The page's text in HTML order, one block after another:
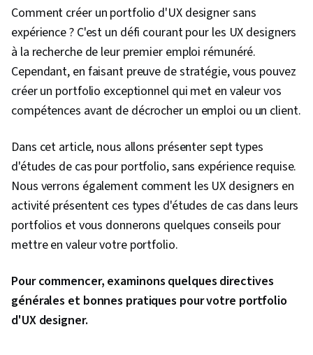
Comment créer un portfolio d'UX designer sans
expérience ? C'est un défi courant pour les UX designers
à la recherche de leur premier emploi rémunéré.
Cependant, en faisant preuve de stratégie, vous pouvez
créer un portfolio exceptionnel qui met en valeur vos
compétences avant de décrocher un emploi ou un client.
Dans cet article, nous allons présenter sept types
d'études de cas pour portfolio, sans expérience requise.
Nous verrons également comment les UX designers en
activité présentent ces types d'études de cas dans leurs
portfolios et vous donnerons quelques conseils pour
mettre en valeur votre portfolio.
Pour commencer, examinons quelques directives
générales et bonnes pratiques pour votre portfolio
d'UX designer.